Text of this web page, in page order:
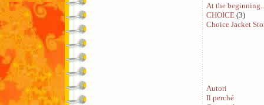
At the
CHOICE (3)
Choice Jacket
Autori
Il perché